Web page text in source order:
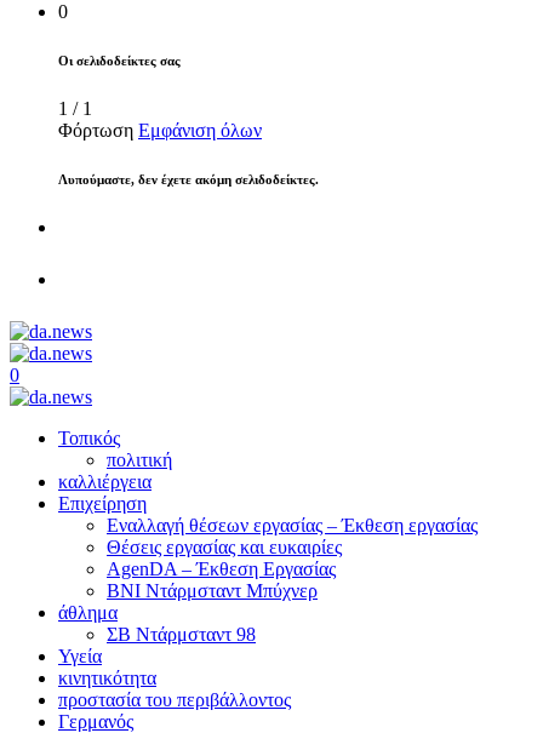
0
Οι σελιδοδείκτες σας
1 / 1
Φόρτωση Εμφάνιση όλων
Λυπούμαστε, δεν έχετε ακόμη σελιδοδείκτες.
0
Τοπικός
πολιτική
καλλιέργεια
Επιχείρηση
Εναλλαγή θέσεων εργασίας – Έκθεση εργασίας
Θέσεις εργασίας και ευκαιρίες
AgenDA – Έκθεση Εργασίας
BNI Ντάρμσταντ Μπύχνερ
άθλημα
ΣΒ Ντάρμσταντ 98
Υγεία
κινητικότητα
προστασία του περιβάλλοντος
Γερμανός